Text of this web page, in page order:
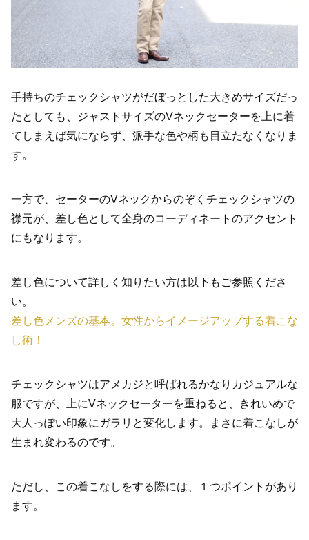
手持ちのチェックシャツがだぼっとした大きめサイズだっ
たとしても、ジャストサイズのVネックセーターを上に着
てしまえば気にならず、派手な色や柄も目立たなくなりま
す。
一方で、セーターのVネックからのぞくチェックシャツの
襟元が、差し色として全身のコーディネートのアクセント
にもなります。
差し色について詳しく知りたい方は以下もご参照くださ
い。
差し色メンズの基本。女性からイメージアップする着こな
し術！
チェックシャツはアメカジと呼ばれるかなりカジュアルな
服ですが、上にVネックセーターを重ねると、きれいめで
大人っぽい印象にガラリと変化します。まさに着こなしが
生まれ変わるのです。
ただし、この着こなしをする際には、１つポイントがあり
ます。